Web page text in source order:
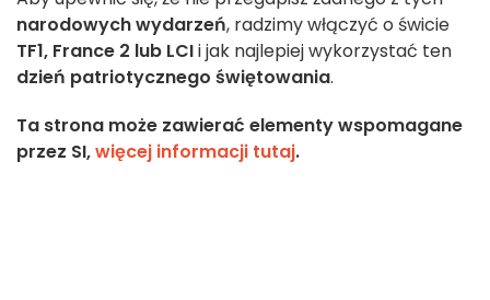
narodowych wydarzeń, radzimy włączyć o świcie
TF1, France 2 lub LCIi jak najlepiej wykorzystać ten
dzień patriotycznego świętowania.
Ta strona może zawierać elementy wspomagane
przez SI,więcej informacji tutaj.